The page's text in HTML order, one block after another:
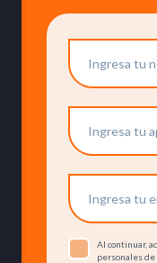
Al continuar,
personales